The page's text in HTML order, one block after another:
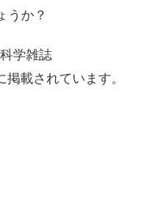
うか？
学雑誌
掲載されています。